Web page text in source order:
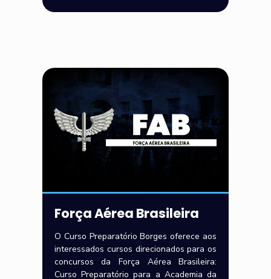
Força Aérea Brasileira
O Curso Preparatório Borges oferece aos
interessados cursos direcionados para os
concursos da Força Aérea Brasileira:
Curso Preparatório para a Academia da